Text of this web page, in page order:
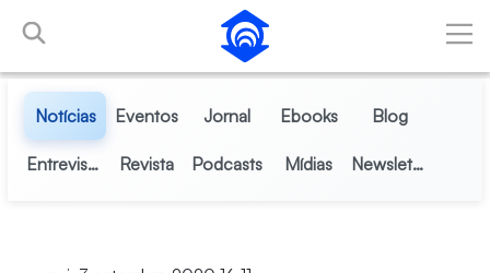
Pular para o Conteúdo principal
Notícias Eventos Jornal Ebooks Blog
Entrevistas Revista Podcasts Mídias Newsletter